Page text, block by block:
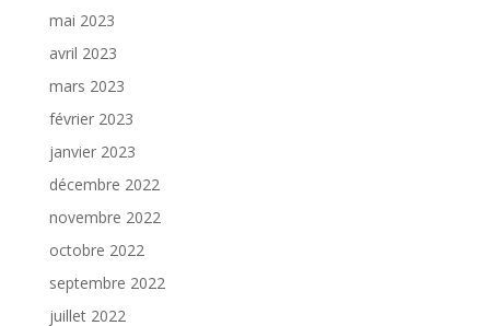
mai 2023
avril 2023
mars 2023
février 2023
janvier 2023
décembre 2022
novembre 2022
octobre 2022
septembre 2022
juillet 2022